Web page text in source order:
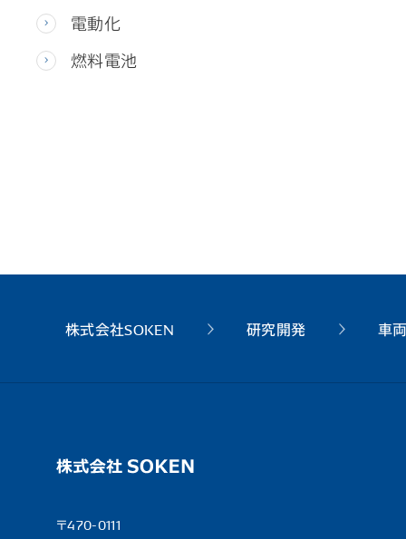
電動化
燃料電池
株式会社SOKEN 研究開発 車
〒470-0111